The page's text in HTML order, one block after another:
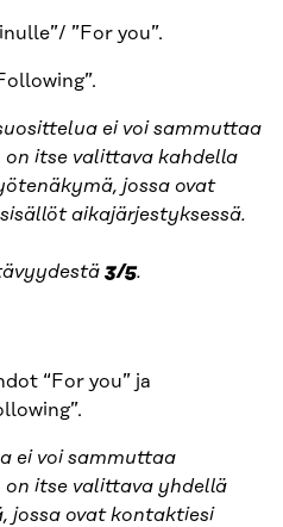
”For you”.
ei voi sammuttaa
on itse valittava kahdella
jossa ovat
aikajärjestyksessä.
3/5.
“For you” ja
ei voi sammuttaa
on itse valittava yhdellä
jossa ovat kontaktiesi